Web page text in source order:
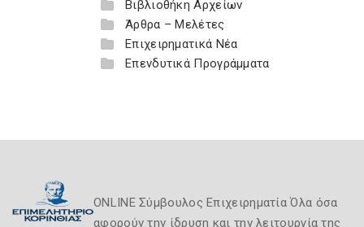
Βιβλιοθήκη Αρχείων
Άρθρα – Μελέτες
Επιχειρηματικά Νέα
Επενδυτικά Προγράμματα
ONLINE Σύμβουλος Επιχειρηματία Όλα όσα
αφορούν την ίδρυση και την λειτουργία της